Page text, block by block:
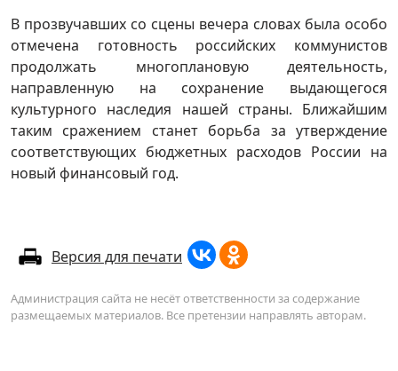
В прозвучавших со сцены вечера словах была особо
отмечена готовность российских коммунистов
продолжать многоплановую деятельность,
направленную на сохранение выдающегося
культурного наследия нашей страны. Ближайшим
таким сражением станет борьба за утверждение
соответствующих бюджетных расходов России на
новый финансовый год.
Версия для печати
Администрация сайта не несёт ответственности за содержание
размещаемых материалов. Все претензии направлять авторам.